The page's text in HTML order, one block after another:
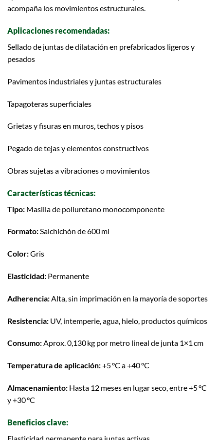
acompaña los movimientos estructurales.
Aplicaciones recomendadas:
Sellado de juntas de dilatación en prefabricados ligeros y
pesados
Pavimentos industriales y juntas estructurales
Tapagoteras superficiales
Grietas y fisuras en muros, techos y pisos
Pegado de tejas y elementos constructivos
Obras sujetas a vibraciones o movimientos
Características técnicas:
Tipo: Masilla de poliuretano monocomponente
Formato:Salchichón de 600 ml
Color:Gris
Elasticidad: Permanente
Adherencia:Alta, sin imprimación en la mayoría de soportes
Resistencia: UV, intemperie, agua, hielo, productos químicos
Consumo:Aprox. 0,130 kg por metro lineal de junta 1×1 cm
Temperatura de aplicación:+5 °C a +40 °C
Almacenamiento: Hasta 12 meses en lugar seco, entre +5 °C
y +30 °C
Beneficios clave: